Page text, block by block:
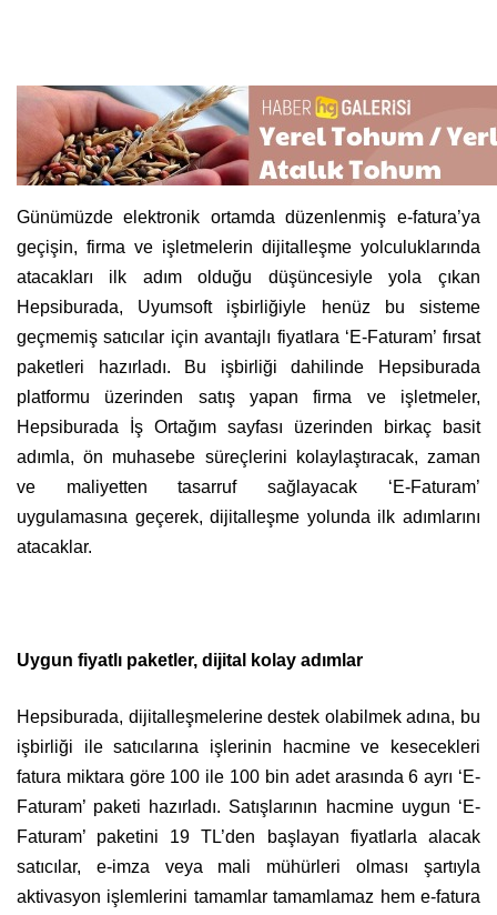
Günümüzde elektronik ortamda düzenlenmiş e-fatura’ya
geçişin, firma ve işletmelerin dijitalleşme yolculuklarında
atacakları ilk adım olduğu düşüncesiyle yola çıkan
Hepsiburada, Uyumsoft işbirliğiyle henüz bu sisteme
geçmemiş satıcılar için avantajlı fiyatlara ‘E-Faturam’ fırsat
paketleri hazırladı. Bu işbirliği dahilinde Hepsiburada
platformu üzerinden satış yapan firma ve işletmeler,
Hepsiburada İş Ortağım sayfası üzerinden birkaç basit
adımla, ön muhasebe süreçlerini kolaylaştıracak, zaman
ve maliyetten tasarruf sağlayacak ‘E-Faturam’
uygulamasına geçerek, dijitalleşme yolunda ilk adımlarını
atacaklar.
Uygun fiyatlı paketler, dijital kolay adımlar
Hepsiburada, dijitalleşmelerine destek olabilmek adına, bu
işbirliği ile satıcılarına işlerinin hacmine ve kesecekleri
fatura miktara göre 100 ile 100 bin adet arasında 6 ayrı ‘E-
Faturam’ paketi hazırladı. Satışlarının hacmine uygun ‘E-
Faturam’ paketini 19 TL’den başlayan fiyatlarla alacak
satıcılar, e-imza veya mali mühürleri olması şartıyla
aktivasyon işlemlerini tamamlar tamamlamaz hem e-fatura